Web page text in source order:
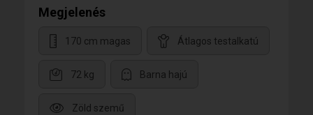
Megjelenés
170 cm magas Átlagos testalkatú
72 kg Barna hajú
Zöld szemű